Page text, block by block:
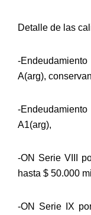
Detalle de las
-
A(arg),
-
A1(arg),
-ON Serie VIII
hasta $ 50.000
-ON Serie IX